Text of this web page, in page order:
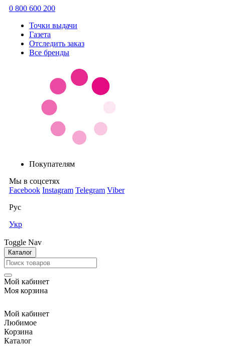
0 800 600 200
Точки выдачи
Газета
Отследить заказ
Все бренды
Покупателям
Мы в соцсетях
Facebook Instagram Telegram Viber
Рус
Укр
Toggle Nav
Каталог
Мой кабинет
Моя корзина
Мой кабинет
Любимое
Корзина
Каталог